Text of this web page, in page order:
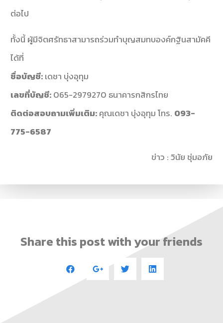
ต่อไป
ทั้งนี้ ผู้มีจิตศรัทธาสามารถร่วมทำบุญสมทบองค์กฐินสามัคคี
ได้ที่
ชื่อบัญชี:เดชา บุ่งอุทุม
เลขที่บัญชี:065-2979270 ธนาคารกสิกรไทย
ติดต่อสอบถามเพิ่มเติม:คุณเดชา บุ่งอุทุม โทร. 093-
775-6587
ข่าว : วินัย ชุ่มอภัย
Share this post with your friends